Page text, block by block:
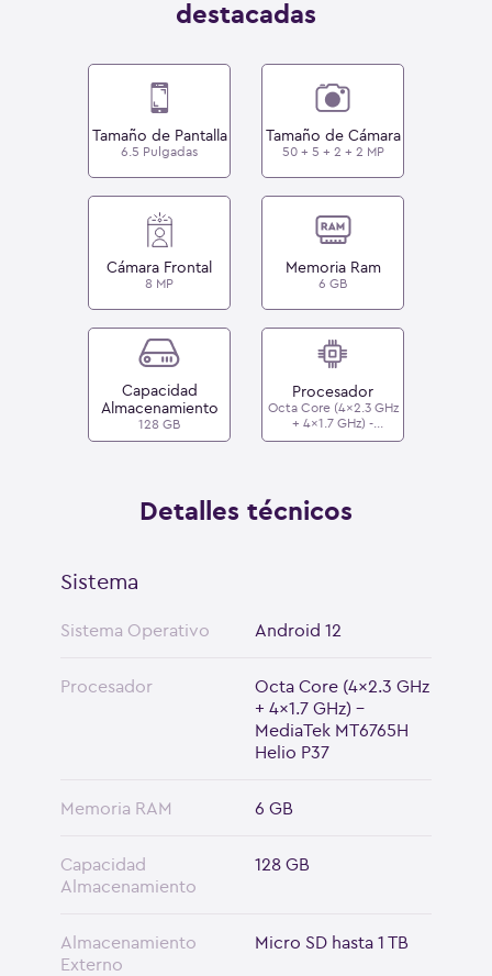
destacadas
Tamaño de Pantalla
6.5 Pulgadas
Tamaño de Cámara
50 + 5 + 2 + 2 MP
Cámara Frontal
8 MP
Memoria Ram
6 GB
Capacidad
Almacenamiento
128 GB
Procesador
Octa Core (4x2.3 GHz
+ 4x1.7 GHz) -
MediaTek MT6765H
Detalles técnicos
Sistema
Sistema Operativo Android 12
Procesador
Octa Core (4x2.3 GHz
+ 4x1.7 GHz) -
MediaTek MT6765H
Helio P37
Memoria RAM 6 GB
Capacidad
Almacenamiento
128 GB
Almacenamiento
Externo
Micro SD hasta 1 TB